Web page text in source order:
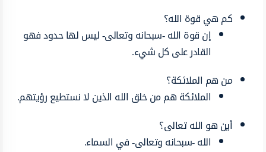
كم هي قوة الله؟
إن قوة الله -سبحانه وتعالى- ليس لها حدود فهو
القادر على كل شيء.
من هم الملائكة؟
الملائكة هم من خلق الله الذين لا نستطيع رؤيتهم.
أين هو الله تعالى؟
الله -سبحانه وتعالى- في السماء.